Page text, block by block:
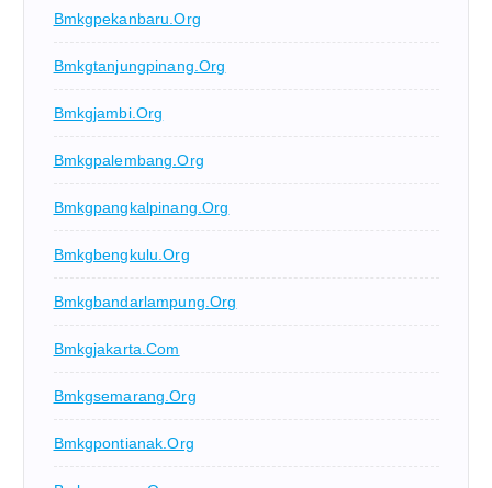
Bmkgpekanbaru.org
Bmkgtanjungpinang.org
Bmkgjambi.org
Bmkgpalembang.org
Bmkgpangkalpinang.org
Bmkgbengkulu.org
Bmkgbandarlampung.org
Bmkgjakarta.com
Bmkgsemarang.org
Bmkgpontianak.org